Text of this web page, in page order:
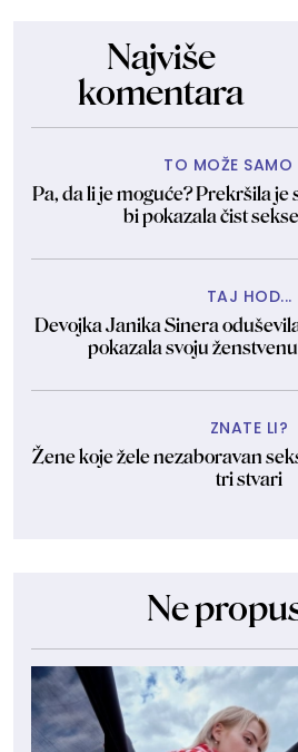
Najviše
komentara
TO MOŽE SAMO
Pa, da li je moguće? Prekršila je
bi pokazala čist
TAJ HOD...
Devojka Janika Sinera
pokazala svoju
ZNATE LI?
Žene koje žele nezaboravan
tri stvari
Ne